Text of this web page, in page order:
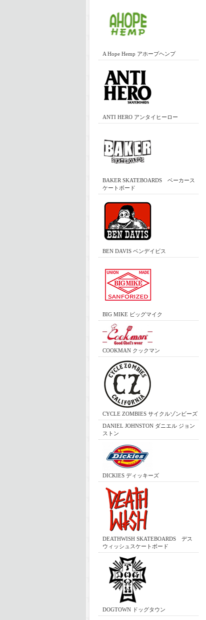
A Hope Hemp アホープヘンプ
ANTI HERO アンタイヒーロー
BAKER SKATEBOARDS ベーカース
ケートボード
BEN DAVIS ベンデイビス
BIG MIKE ビッグマイク
COOKMAN クックマン
CYCLE ZOMBIES サイクルゾンビーズ
DANIEL JOHNSTON ダニエル ジョン
ストン
DICKIES ディッキーズ
DEATHWISH SKATEBOARDS デス
ウィッシュスケートボード
DOGTOWN ドッグタウン